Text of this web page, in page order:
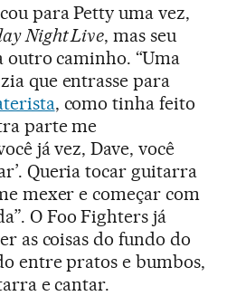
para Petty uma vez,
Night Live, mas seu
caminho. “Uma
que entrasse para
, como tinha feito
parte me
já vez, Dave, você
Queria tocar guitarra
mexer e começar com
O Foo Fighters já
as coisas do fundo do
entre pratos e bumbos,
e cantar.